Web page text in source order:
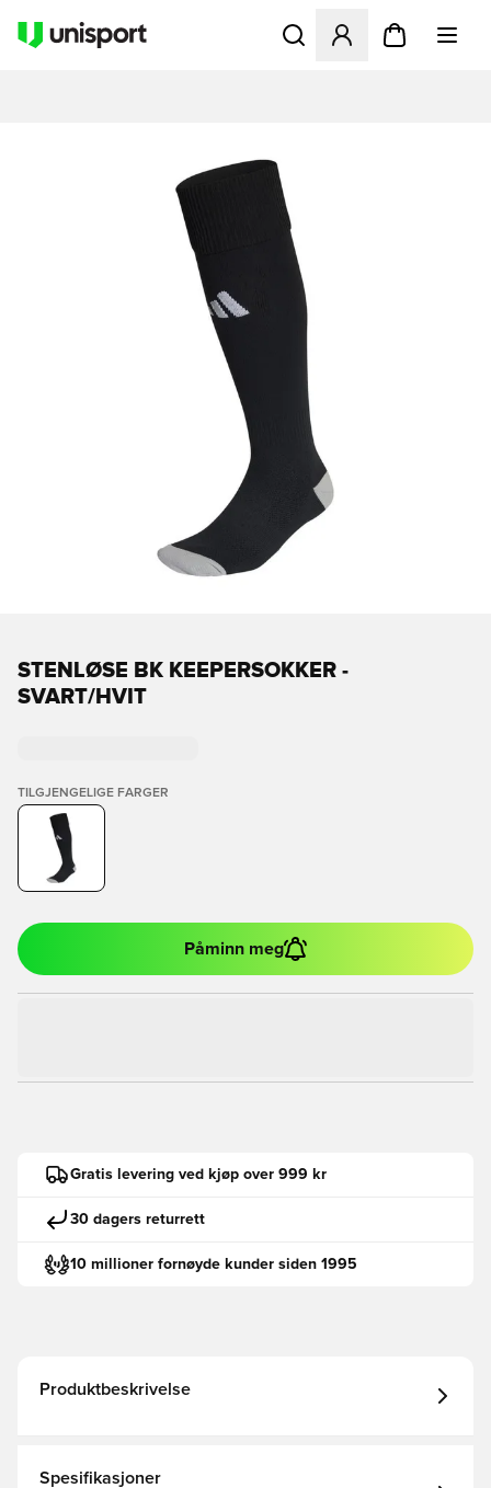
Åpner en Modal for å
STENLØSE BK KEEPERSOKKER -
SVART/HVIT
TILGJENGELIGE FARGER
Påminn meg
Gratis levering ved kjøp over 999 kr
30 dagers returrett
10 millioner fornøyde kunder siden 1995
Produktbeskrivelse
Spesifikasjoner